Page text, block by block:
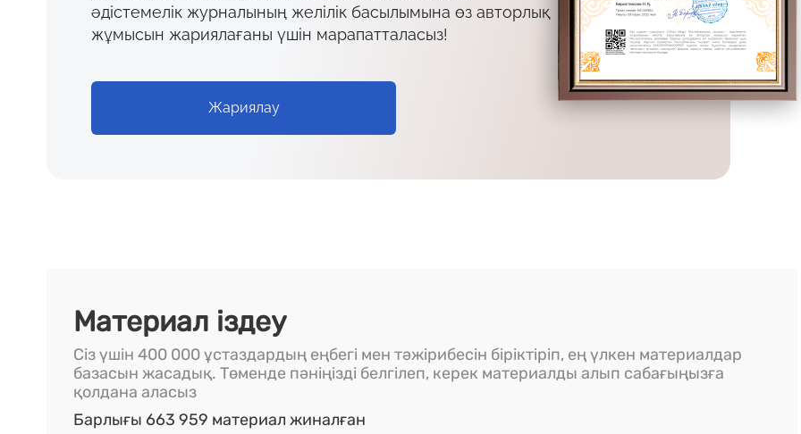
әдістемелік журналының желілік басылымына өз авторлық
жұмысын жариялағаны үшін марапатталасыз!
Жариялау
Материал іздеу
Сіз үшін 400 000 ұстаздардың еңбегі мен тәжірибесін біріктіріп, ең үлкен материалдар
базасын жасадық. Төменде пәніңізді белгілеп, керек материалды алып сабағыңызға
қолдана аласыз
Барлығы 663 959 материал жиналған